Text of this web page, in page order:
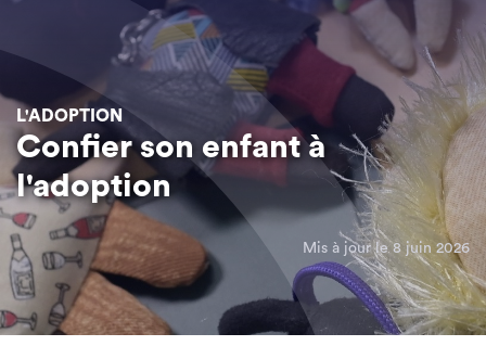
L'ADOPTION
Confier son enfant à
l'adoption
Mis à jour le 8 juin 2026